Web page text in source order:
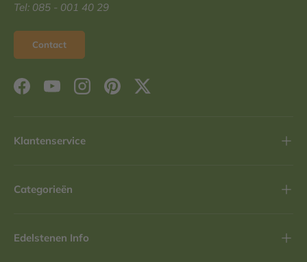
Tel: 085 - 001 40 29
Contact
FacebookYouTubeInstagramPinterestTwitter
Klantenservice
Categorieën
Edelstenen Info